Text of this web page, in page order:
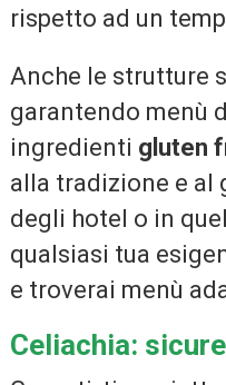
rispetto ad un
Anche le strutture
garantendo menù
ingredienti gluten
alla tradizione e al
degli hotel o in
qualsiasi tua
e troverai menù
Celiachia: